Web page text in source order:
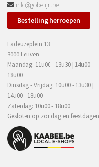
info@gobelijn.be
Bestelling herroepen
Ladeuzeplein 13
3000 Leuven
Maandag: 11u00 - 13u30 | 14u00 -
18u00
Dinsdag - Vrijdag: 10u00 - 13u30 |
14u00 - 18u00
Zaterdag: 10u00 - 18u00
Gesloten op zondag en feestdagen